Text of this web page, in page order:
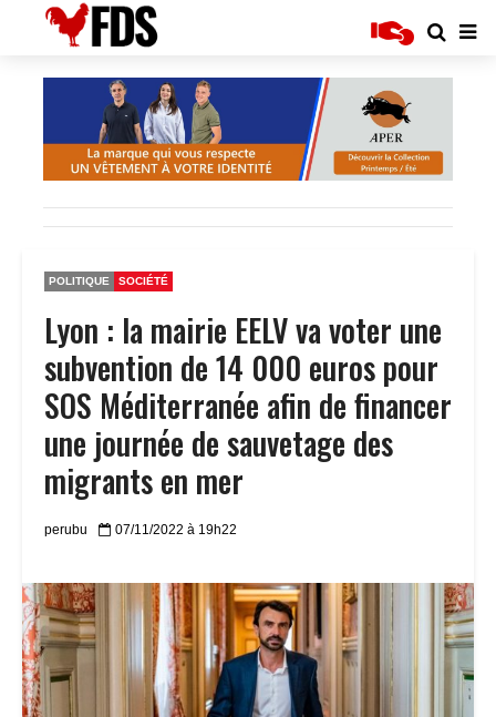
POLITIQUE SOCIÉTÉ
Lyon : la mairie EELV va voter une
subvention de 14 000 euros pour
SOS Méditerranée afin de financer
une journée de sauvetage des
migrants en mer
perubu 07/11/2022 à 19h22